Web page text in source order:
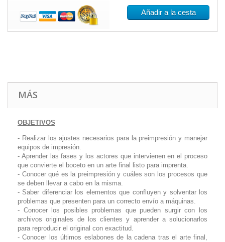
Añadir a la cesta
MÁS
OBJETIVOS
- Realizar los ajustes necesarios para la preimpresión y manejar
equipos de impresión.
- Aprender las fases y los actores que intervienen en el proceso
que convierte el boceto en un arte final listo para imprenta.
- Conocer qué es la preimpresión y cuáles son los procesos que
se deben llevar a cabo en la misma.
- Saber diferenciar los elementos que confluyen y solventar los
problemas que presenten para un correcto envío a máquinas.
- Conocer los posibles problemas que pueden surgir con los
archivos originales de los clientes y aprender a solucionarlos
para reproducir el original con exactitud.
- Conocer los últimos eslabones de la cadena tras el arte final,